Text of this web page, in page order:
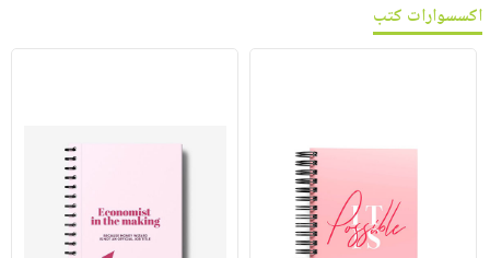
اكسسوارات كتب